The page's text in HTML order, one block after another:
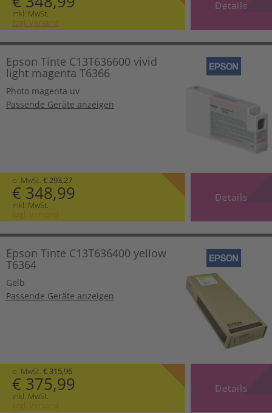
inkl. MwSt.
zzgl. Versand
Details
Epson Tinte C13T636600 vivid
light magenta T6366
Photo magenta uv
Passende Geräte anzeigen
o. MwSt. € 293,27
€ 348,99
inkl. MwSt.
zzgl. Versand
Details
Epson Tinte C13T636400 yellow
T6364
Gelb
Passende Geräte anzeigen
o. MwSt. € 315,96
€ 375,99
inkl. MwSt.
zzgl. Versand
Details